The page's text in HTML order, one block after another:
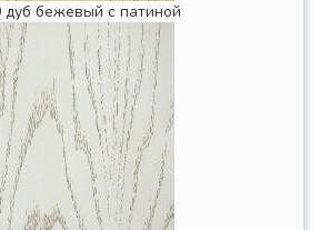
дуб бежевый с патиной